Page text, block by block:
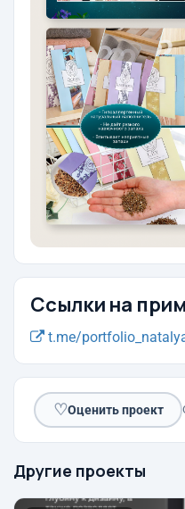
Ссылки на
t.me/
♡Оценить проект
Другие проекты